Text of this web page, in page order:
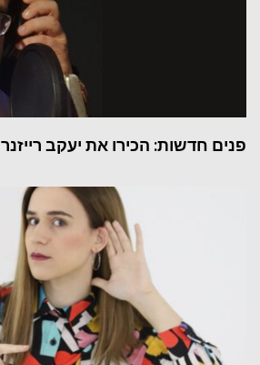
פנים חדשות: הכירו את יעקב רייזנר